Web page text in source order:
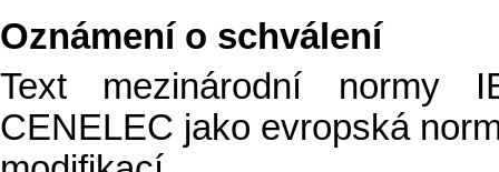
Oznámení o schválení
Text mezinárodní normy
CENELEC jako evropská